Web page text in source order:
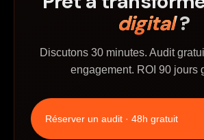
digital?
Discutons 30 minutes. Audit
engagement. ROI 90 jours
Réserver un audit · 48h gratuit